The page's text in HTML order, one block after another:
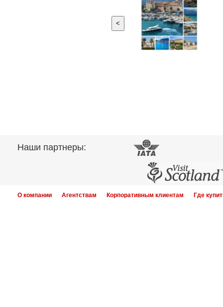
<
Наши партнеры:
О компании Агентствам Корпоративным клиентам Где